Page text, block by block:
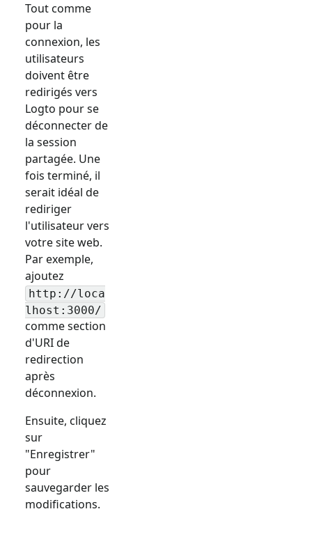
Tout comme
pour la
connexion, les
utilisateurs
doivent être
redirigés vers
Logto pour se
déconnecter de
la session
partagée. Une
fois terminé, il
serait idéal de
rediriger
l'utilisateur vers
votre site web.
Par exemple,
ajoutez
http://loca
lhost:3000/
comme section
d'URI de
redirection
après
déconnexion.
Ensuite, cliquez
sur
"Enregistrer"
pour
sauvegarder les
modifications.